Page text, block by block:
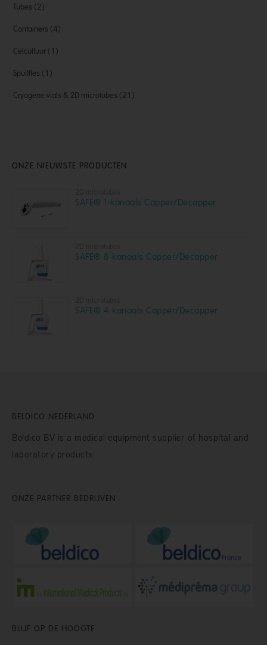
Tubes (2)
Containers (4)
Celcultuur (1)
Spuitfles (1)
Cryogene vials & 2D microtubes (21)
ONZE NIEUWSTE PRODUCTEN
SAFE® 1-kanaals Capper/Decapper
SAFE® 8-kanaals Capper/Decapper
SAFE® 4-kanaals Capper/Decapper
BELDICO NEDERLAND
Beldico BV is a medical equipment supplier of hospital and
laboratory products.
ONZE PARTNER BEDRIJVEN
BLIJF OP DE HOOGTE